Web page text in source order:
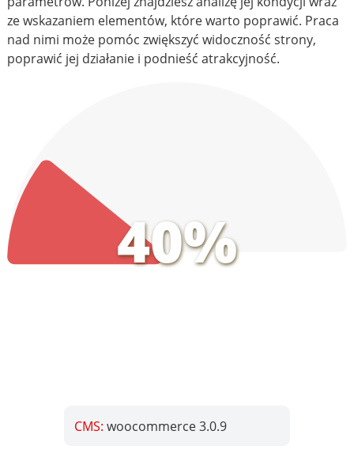
ze wskazaniem elementów, które warto poprawić. Praca
nad nimi może pomóc zwiększyć widoczność strony,
poprawić jej działanie i podnieść atrakcyjność.
40%
CMS:woocommerce 3.0.9